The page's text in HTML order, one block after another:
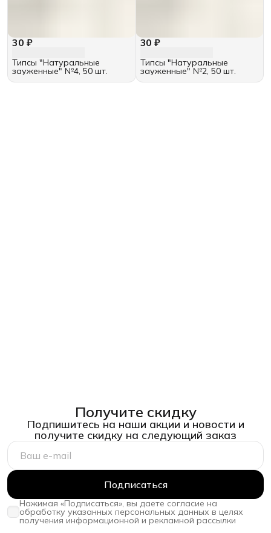
30 ₽
Типсы "Натуральные
зауженные" №4, 50 шт.
30 ₽
Типсы "Натуральные
зауженные" №2, 50 шт.
Получите скидку
Подпишитесь на наши акции и новости и
получите скидку на следующий заказ
Подписаться
Нажимая «Подписаться», вы даете согласие на
обработку указанных персональных данных в целях
получения информационной и рекламной рассылки